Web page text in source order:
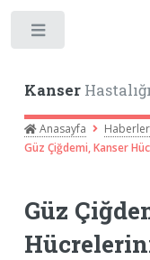
Kanser
Anasayfa
Haberler
Güz Çiğdemi, Kanser
Güz